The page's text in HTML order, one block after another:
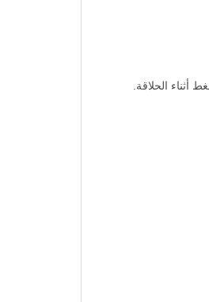
أثناء الحلاقة.